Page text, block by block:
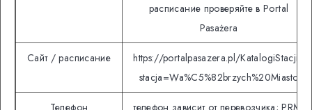
расписание проверяйте в Portal
Pasażera
Сайт / расписание
https://portalpasazera.pl/KatalogiStacji?
stacja=Wa%C5%82brzych%20Miasto
Телефон
телефон зависит от перевозчика; PRM-